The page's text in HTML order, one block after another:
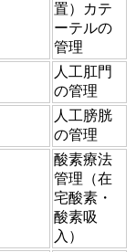
置）カテ
ーテルの
管理
人工肛門
の管理
人工膀胱
の管理
酸素療法
管理（在
宅酸素・
酸素吸
入）